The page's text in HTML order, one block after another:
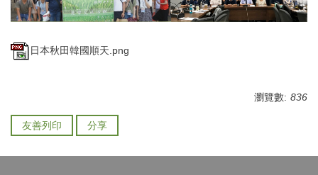
日本秋田韓國順天.png
瀏覽數: 836
友善列印 分享